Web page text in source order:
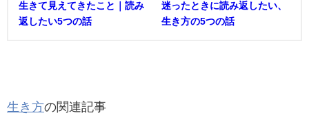
生きて見えてきたこと｜読み
返したい5つの話
迷ったときに読み返したい、
生き方の5つの話
生き方の関連記事